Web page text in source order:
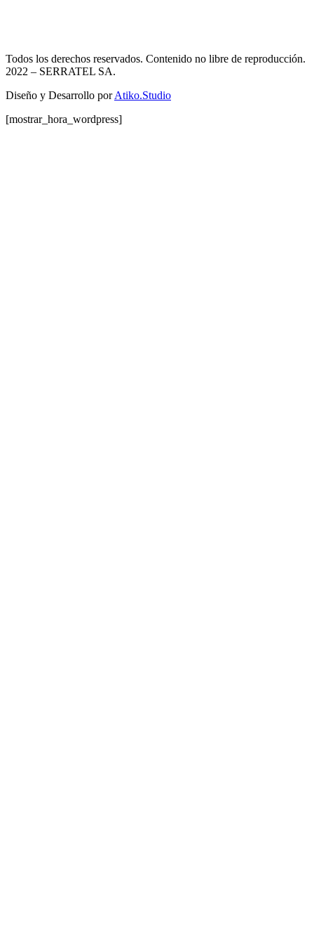
Todos los derechos reservados. Contenido no libre de reproducción.
2022 – SERRATEL SA.
Diseño y Desarrollo porAtiko.Studio
[mostrar_hora_wordpress]